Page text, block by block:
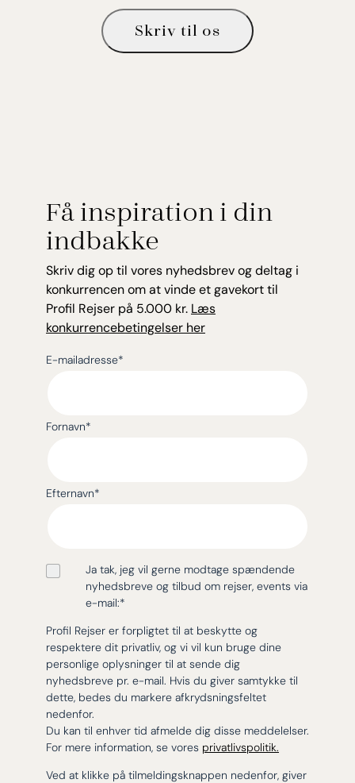
Skriv til os
Få inspiration i din
indbakke
Skriv dig op til vores nyhedsbrev og deltag i
konkurrencen om at vinde et gavekort til
Profil Rejser på 5.000 kr. Læs
konkurrencebetingelser her
E-mailadresse*
Fornavn*
Efternavn*
Ja tak, jeg vil gerne modtage spændende
nyhedsbreve og tilbud om rejser, events via
e-mail:*
Profil Rejser er forpligtet til at beskytte og
respektere dit privatliv, og vi vil kun bruge dine
personlige oplysninger til at sende dig
nyhedsbreve pr. e-mail. Hvis du giver samtykke til
dette, bedes du markere afkrydsningsfeltet
nedenfor.
Du kan til enhver tid afmelde dig disse meddelelser.
For mere information, se vores privatlivspolitik.
Ved at klikke på tilmeldingsknappen nedenfor, giver